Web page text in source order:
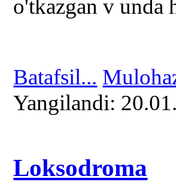
o'tkazgan v unda
Batafsil...
Yangilаndi:
Loksodroma